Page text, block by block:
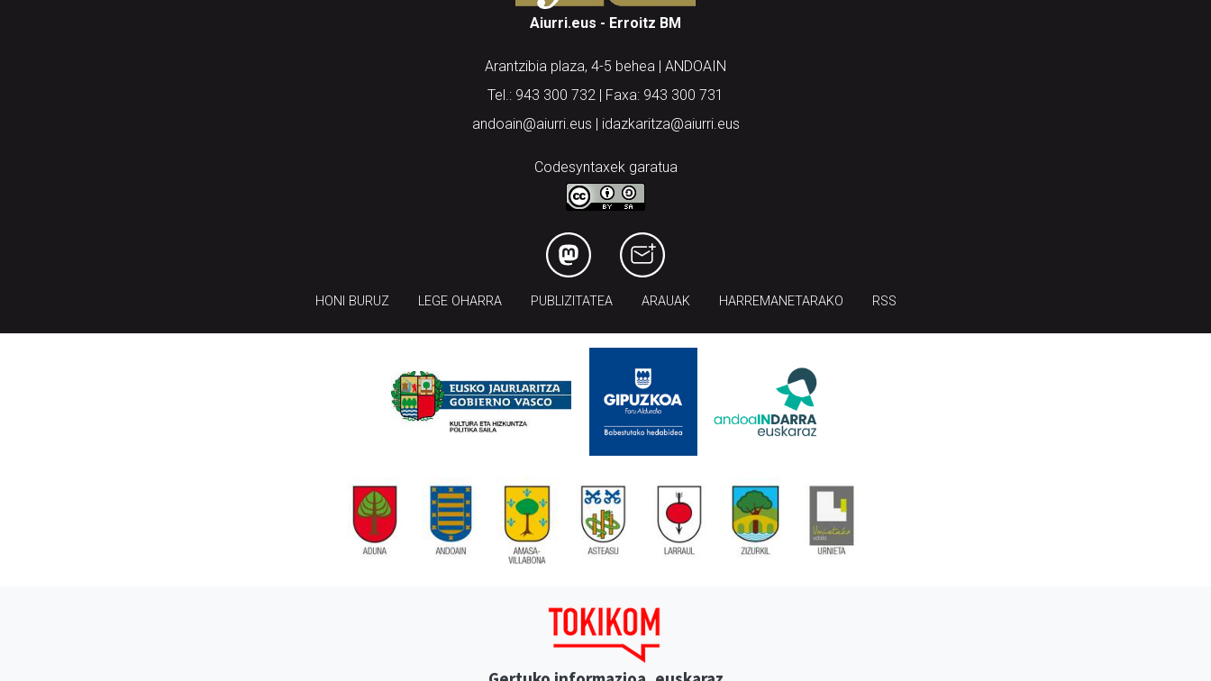
Aiurri.eus - Erroitz BM
Arantzibia plaza, 4-5 behea | ANDOAIN
Tel.: 943 300 732 | Faxa: 943 300 731
andoain@aiurri.eus | idazkaritza@aiurri.eus
Codesyntaxek garatua
HONI BURUZ LEGE OHARRA PUBLIZITATEA ARAUAK HARREMANETARAKO RSS